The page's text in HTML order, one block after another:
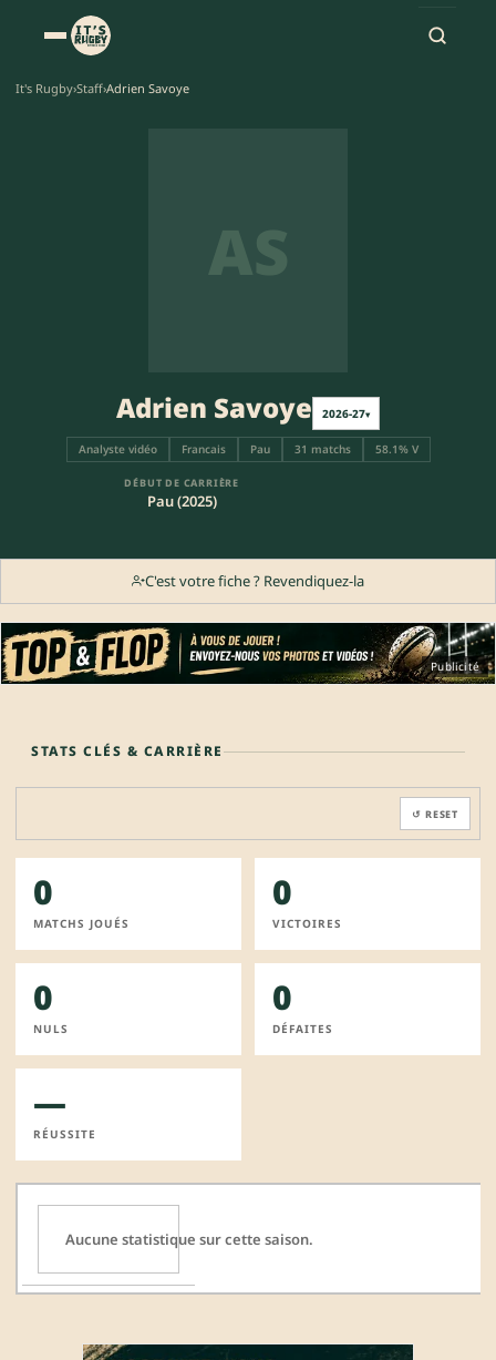
It's Rugby›Staff›Adrien Savoye
AS
Adrien Savoye 2026-27▾
Analyste vidéo Francais Pau 31 matchs 58.1% V
DÉBUT DE CARRIÈRE
Pau (2025)
C'est votre fiche ? Revendiquez-la
Publicité
STATS CLÉS & CARRIÈRE
↺ RESET
0
MATCHS JOUÉS
0
VICTOIRES
0
NULS
0
DÉFAITES
—
RÉUSSITE
Aucune statistique sur cette saison.